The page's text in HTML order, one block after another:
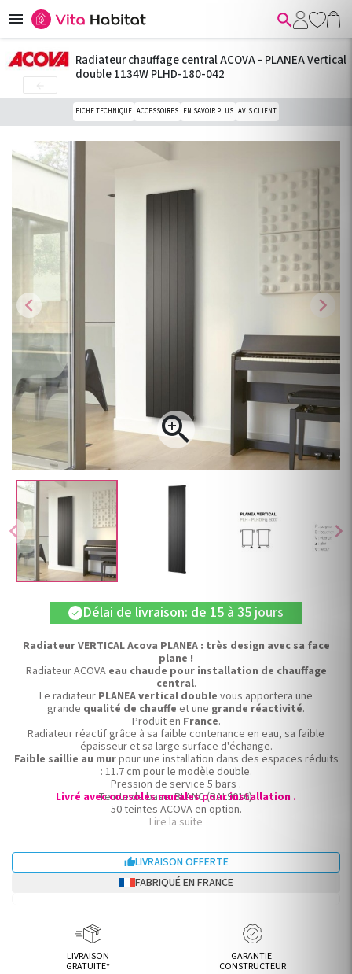
 
chevron_left chevron_right
chevron_left

chevron_right
Radiateur chauffage central ACOVA - PLANEA Vertical
double 1134W PLHD-180-042
FICHE TECHNIQUE ACCESSOIRES EN SAVOIR PLUS AVIS CLIENT
check Délai de livraison: de 15 à 35 jours
Radiateur VERTICAL Acova PLANEA : très design avec sa face
plane !
Radiateur ACOVA eau chaude pour installation de chauffage
central.
Le radiateur PLANEA vertical double vous apportera une
grande qualité de chauffe et une grande réactivité.
Produit en France.
Radiateur réactif grâce à sa faible contenance en eau, sa faible
épaisseur et sa large surface d'échange.
Faible saillie au murpour une installation dans des espaces réduits
: 11.7 cm pour le modèle double.
Pression de service 5 bars .
Teinte de base: BLANC (RAL9016).
50 teintes ACOVA en option.
Existe en modèles horizontaux et verticaux, simples et doubles.
Livré avec consoles murales pour installation .
Lire la suite
LIVRAISON OFFERTE
FABRIQUÉ EN FRANCE
LIVRAISON
GRATUITE*
GARANTIE
CONSTRUCTEUR